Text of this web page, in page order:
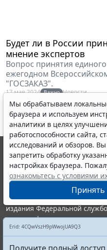
Будет ли в России
мнение экспертов
Вопрос принятия
ежегодном
"ГОСЗАКАЗ".
17 мая 2024 Важно Новости
Мы обрабатываем
браузера и используем
аналитики в целях
работоспособности сайта,
исследований и обзоров.
запретить обработку
настройках браузера.
ознакомьтесь с условиями
Принять
Erid: 4CQwVszH9pWwojUA9Q3
© ООО "НПП "ГАРАНТ-
выпускается с 1990 года.
являются участниками
информации ГАРАНТ.
Портал ГАРАНТ.РУ
издания Федеральной
связи,информационных
коммуникаций
июня 2014 года.